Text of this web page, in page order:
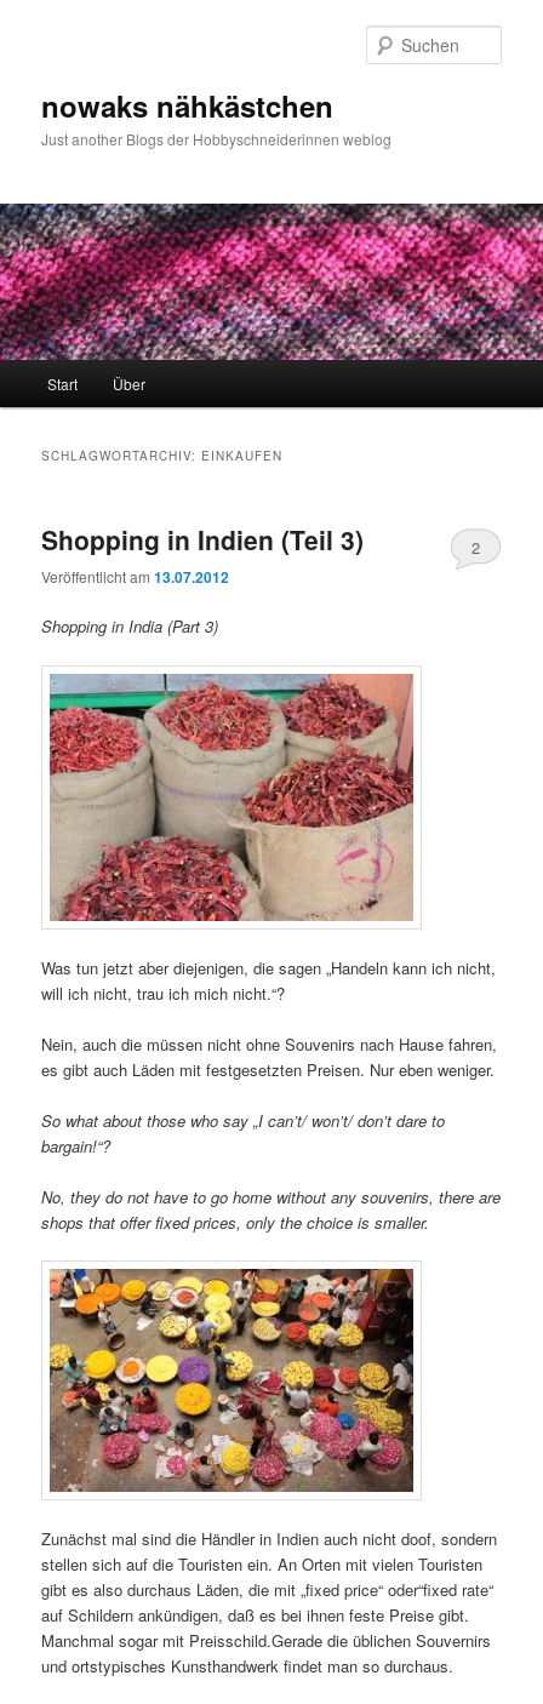
nowaks nähkästchen
Just another Blogs der Hobbyschneiderinnen weblog
Start Über
SCHLAGWORTARCHIV: EINKAUFEN
Shopping in Indien (Teil 3)
Veröffentlicht am13.07.2012
2
Shopping in India (Part 3)
Was tun jetzt aber diejenigen, die sagen „Handeln kann ich nicht,
will ich nicht, trau ich mich nicht.“?
Nein, auch die müssen nicht ohne Souvenirs nach Hause fahren,
es gibt auch Läden mit festgesetzten Preisen. Nur eben weniger.
So what about those who say „I can’t/ won’t/ don’t dare to
bargain!“?
No, they do not have to go home without any souvenirs, there are
shops that offer fixed prices, only the choice is smaller.
Zunächst mal sind die Händler in Indien auch nicht doof, sondern
stellen sich auf die Touristen ein. An Orten mit vielen Touristen
gibt es also durchaus Läden, die mit „fixed price“ oder“fixed rate“
auf Schildern ankündigen, daß es bei ihnen feste Preise gibt.
Manchmal sogar mit Preisschild.Gerade die üblichen Souvernirs
und ortstypisches Kunsthandwerk findet man so durchaus.